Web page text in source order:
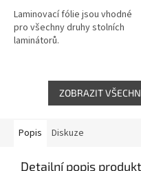
Laminovací fólie jsou vhodné
pro všechny druhy stolních
laminátorů.
ZOBRAZIT
Popis Diskuze
Detailní popis